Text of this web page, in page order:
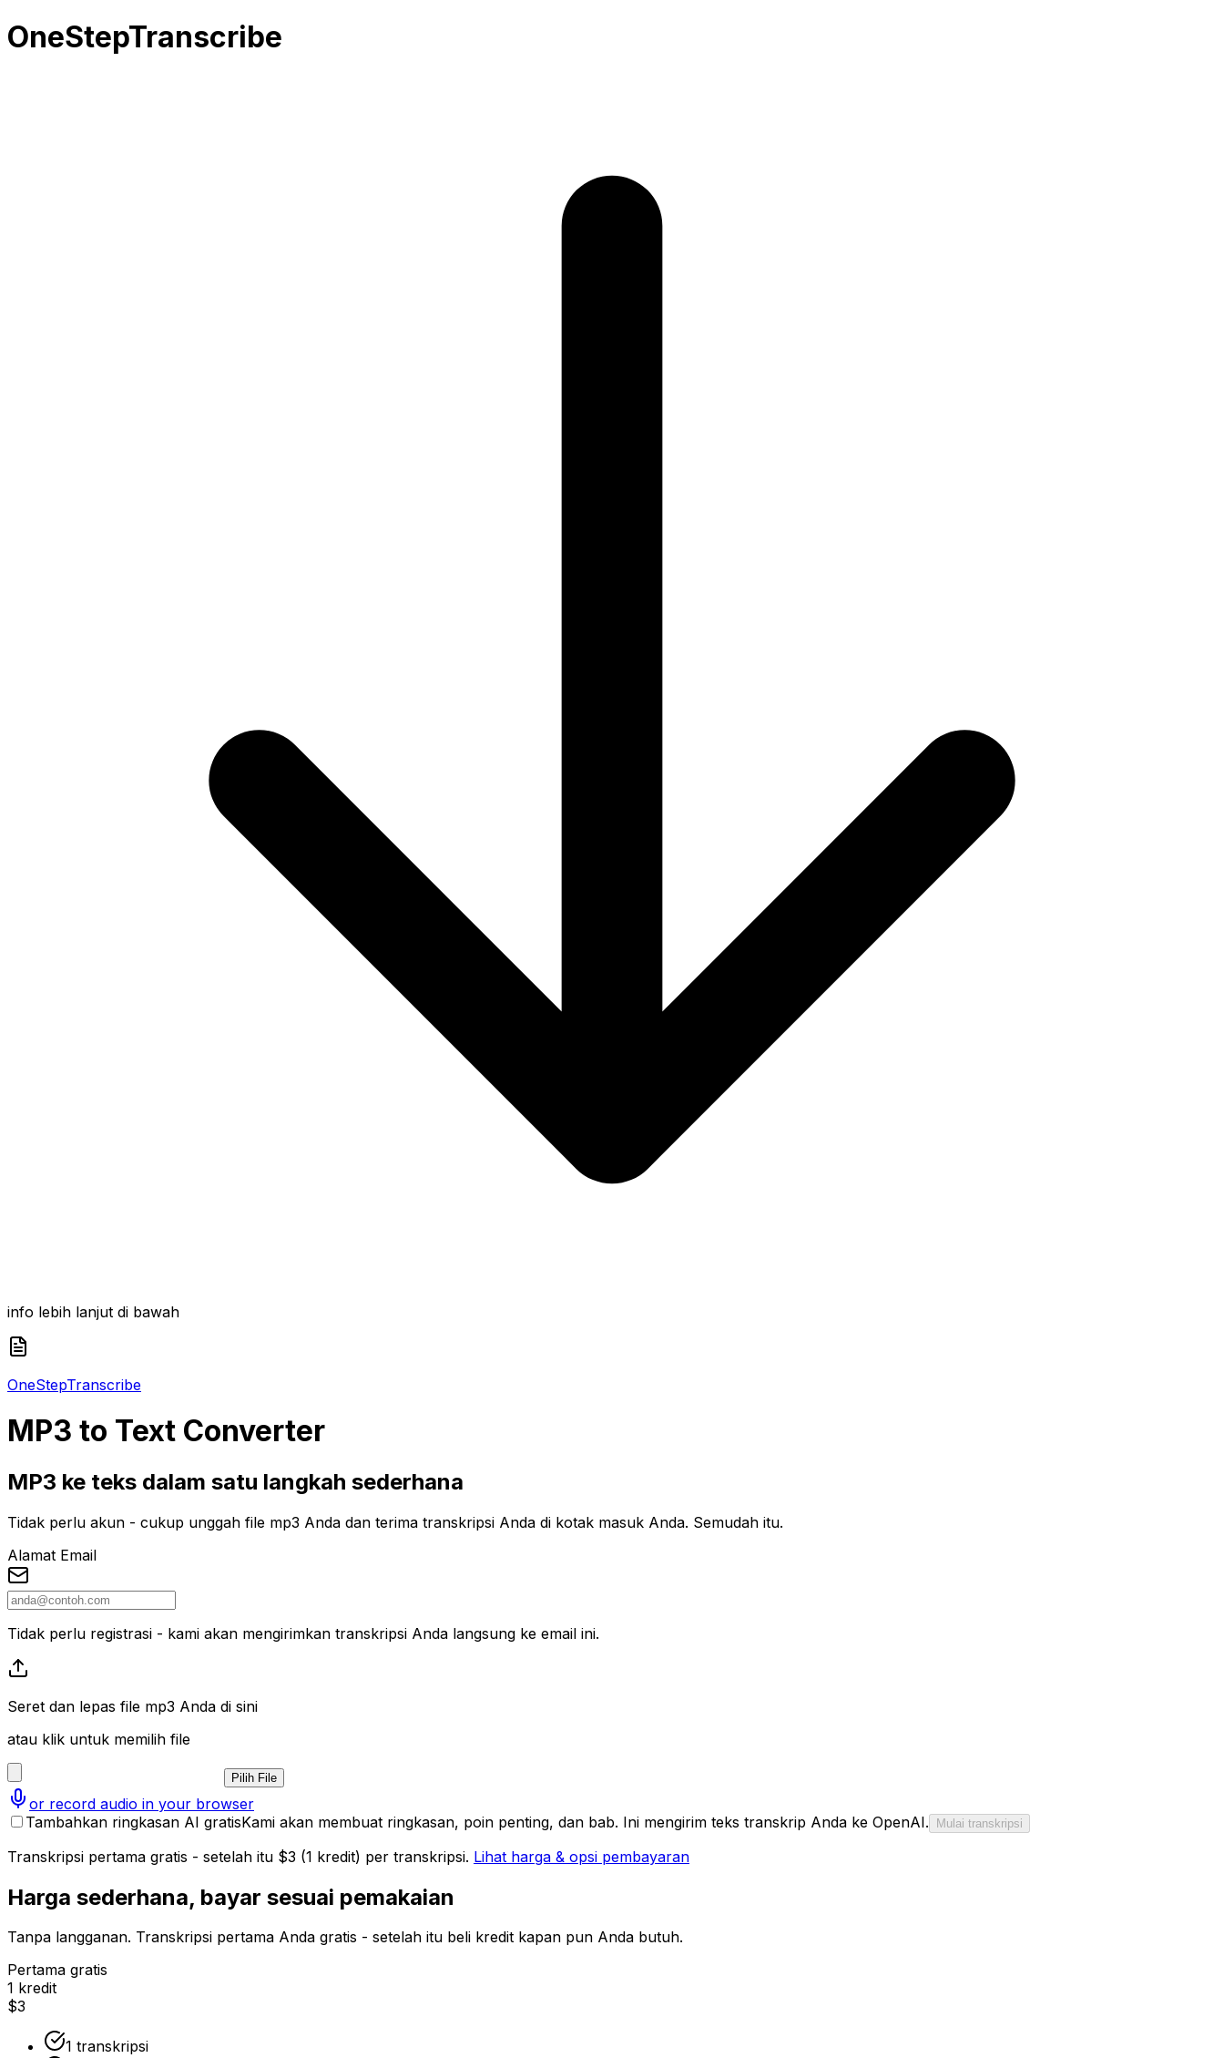
OneStepTranscribe
info lebih lanjut di bawah
OneStepTranscribe
MP3 to Text Converter
MP3 ke teks dalam satu langkah sederhana
Tidak perlu akun - cukup unggah file mp3 Anda dan terima transkripsi Anda di kotak masuk Anda. Semudah itu.
Alamat Email
Tidak perlu registrasi - kami akan mengirimkan transkripsi Anda langsung ke email ini.
Seret dan lepas file mp3 Anda di sini
atau klik untuk memilih file
Pilih File
or record audio in your browser
Tambahkan ringkasan AI gratisKami akan membuat ringkasan, poin penting, dan bab. Ini mengirim teks transkrip Anda ke OpenAI. Mulai transkripsi
Transkripsi pertama gratis - setelah itu $3 (1 kredit) per transkripsi. Lihat harga & opsi pembayaran
Harga sederhana, bayar sesuai pemakaian
Tanpa langganan. Transkripsi pertama Anda gratis - setelah itu beli kredit kapan pun Anda butuh.
Pertama gratis
1 kredit
$3
1 transkripsi